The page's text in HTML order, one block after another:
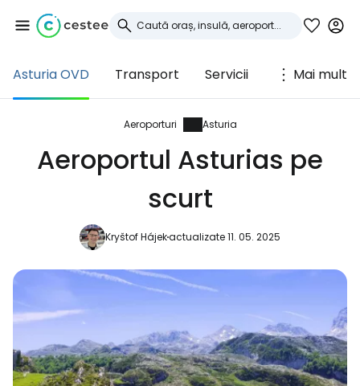
Asturia OVD Transport Servicii Mai mult
Aeroporturi Asturia
Aeroportul Asturias pe
scurt
Kryštof Hájekactualizate 11. 05. 2025
Conectați-vă la
Cestee
... comunitatea mondială a călătorilor
Continuați cu Facebook
Continuați cu e-mailul